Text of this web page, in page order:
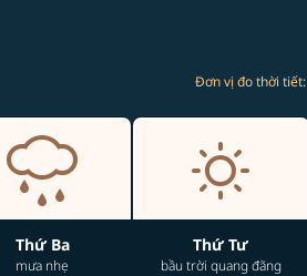
Đơn vị đo thời tiết:
Thứ Ba
mưa nhẹ
Thứ Tư
bầu trời quang đãng